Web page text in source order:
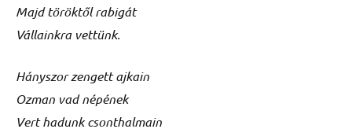
Majd töröktől rabigát
Vállainkra vettünk.
Hányszor zengett ajkain
Ozman vad népének
Vert hadunk csonthalmain